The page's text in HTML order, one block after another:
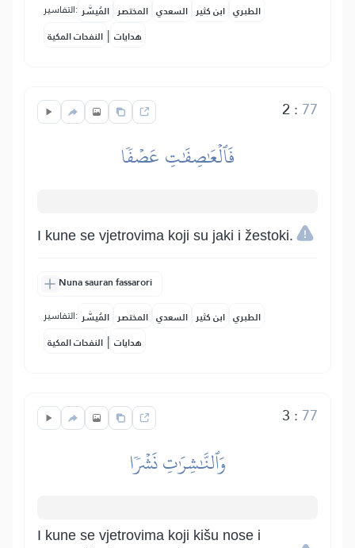
التفاسير: المُيسَّر المختصر السعدي ابن كثير الطبري
النفحات المكية | هدايات
2 : 77
فَٱلۡعَٰصِفَٰتِ عَصۡفٗا
I kune se vjetrovima koji su jaki i žestoki.
Nuna sauran fassarori
التفاسير: المُيسَّر المختصر السعدي ابن كثير الطبري
النفحات المكية | هدايات
3 : 77
وَٱلنَّٰشِرَٰتِ نَشۡرٗا
I kune se vjetrovima koji kišu nose i